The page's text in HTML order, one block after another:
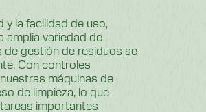
y la facilidad de uso,
amplia variedad de
de gestión de residuos se
Con controles
máquinas de
de limpieza, lo que
importantes